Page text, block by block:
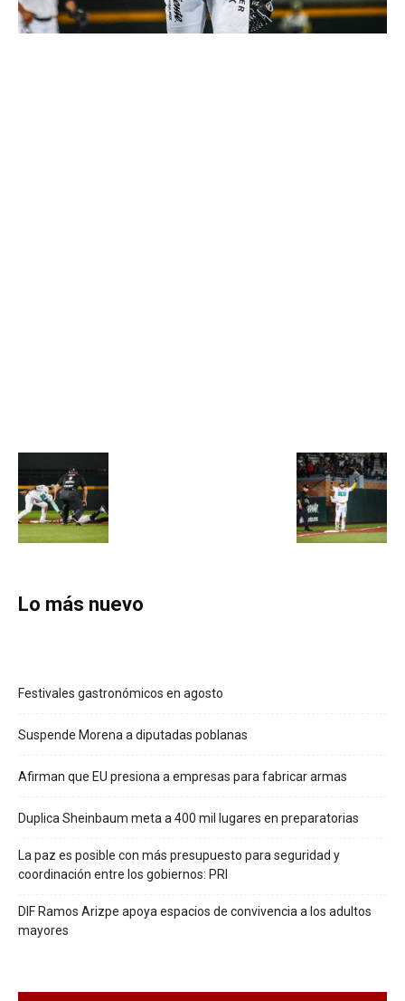
Lo más nuevo
Festivales gastronómicos en agosto
Suspende Morena a diputadas poblanas
Afirman que EU presiona a empresas para fabricar armas
Duplica Sheinbaum meta a 400 mil lugares en preparatorias
La paz es posible con más presupuesto para seguridad y
coordinación entre los gobiernos: PRI
DIF Ramos Arizpe apoya espacios de convivencia a los adultos
mayores